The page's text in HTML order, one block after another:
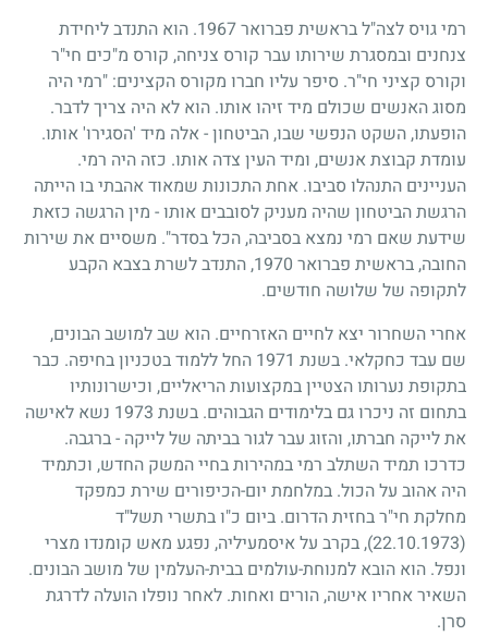
רמי גויס לצה"ל בראשית פברואר1967. הוא התנדב ליחידת
צנחנים ובמסגרת שירותו עבר קורס צניחה, קורס מ"כים חי"ר
וקורס קציני חי"ר. סיפר עליו חברו מקורס הקצינים: "רמי היה
מסוג האנשים שכולם מיד זיהו אותו. הוא לא היה צריך לדבר.
הופעתו, השקט הנפשי שבו, הביטחון-אלה מיד 'הסגירו' אותו.
עומדת קבוצת אנשים, ומיד העין צדה אותו. כזה היה רמי.
העניינים התנהלו סביבו. אחת התכונות שמאוד אהבתי בו הייתה
הרגשת הביטחון שהיה מעניק לסובבים אותו- מין הרגשה כזאת
שידעת שאם רמי נמצא בסביבה, הכל בסדר". משסיים את שירות
החובה, בראשית פברואר 1970, התנדב לשרת בצבא הקבע
לתקופה של שלושה חודשים.
אחרי השחרור יצא לחיים האזרחיים. הוא שב למושב הבונים,
שם עבד כחקלאי. בשנת 1971 החל ללמוד בטכניון בחיפה. כבר
בתקופת נערותו הצטיין במקצועות הריאליים, וכישרונותיו
בתחום זה ניכרו גם בלימודים הגבוהים. בשנת 1973 נשא לאישה
את לייקה חברתו, והזוג עבר לגור בביתה של לייקה -ברגבה.
כדרכו תמיד השתלב רמי במהירות בחיי המשק החדש, וכתמיד
היה אהוב על הכול. במלחמת יום-הכיפורים שירת כמפקד
מחלקת חי"ר בחזית הדרום. ביום כ"ו בתשרי תשל"ד
(22.10.1973)
, בקרב על איסמעיליה, נפגע מאש קומנדו מצרי
ונפל. הוא הובא למנוחת-עולמים בבית-העלמין של מושב הבונים.
השאיר אחריו אישה, הורים ואחות. לאחר נופלו הועלה לדרגת
סרן.